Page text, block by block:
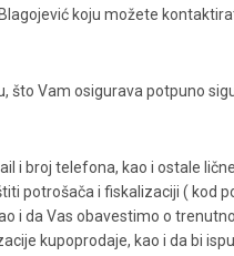
koju možete
što Vam osigurava potpuno
i broj telefona, kao i ostale lične
potrošača i fiskalizaciji ( kod
i da Vas obavestimo o
kupoprodaje, kao i da bi